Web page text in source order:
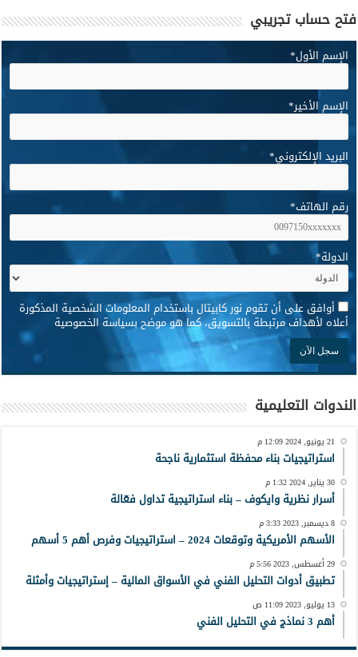
فتح حساب تجريبي
الإسم الأول*
الإسم الأخير*
البريد الإلكتروني*
رقم الهاتف*
الدولة*
* أوافق على أن تقوم نور كابيتال باستخدام المعلومات الشخصية المذكورة
أعلاه لأهداف مرتبطة بالتسويق، كما هو موضح بسياسة الخصوصية
الندوات التعليمية
21 يونيو, 2024 12:09 م
استراتيجيات بناء محفظة استثمارية ناجحة
30 يناير, 2024 1:32 م
أسرار نظرية وايكوف – بناء استراتيجية تداول فعّالة
8 ديسمبر, 2023 3:33 م
الأسهم الأمريكية وتوقعات 2024 – استراتيجيات وفرص أهم 5 أسهم
29 أغسطس, 2023 5:56 م
تطبيق أدوات التحليل الفني في الأسواق المالية – إستراتيجيات وأمثلة
13 يوليو, 2023 11:09 ص
أهم 3 نماذج في التحليل الفني